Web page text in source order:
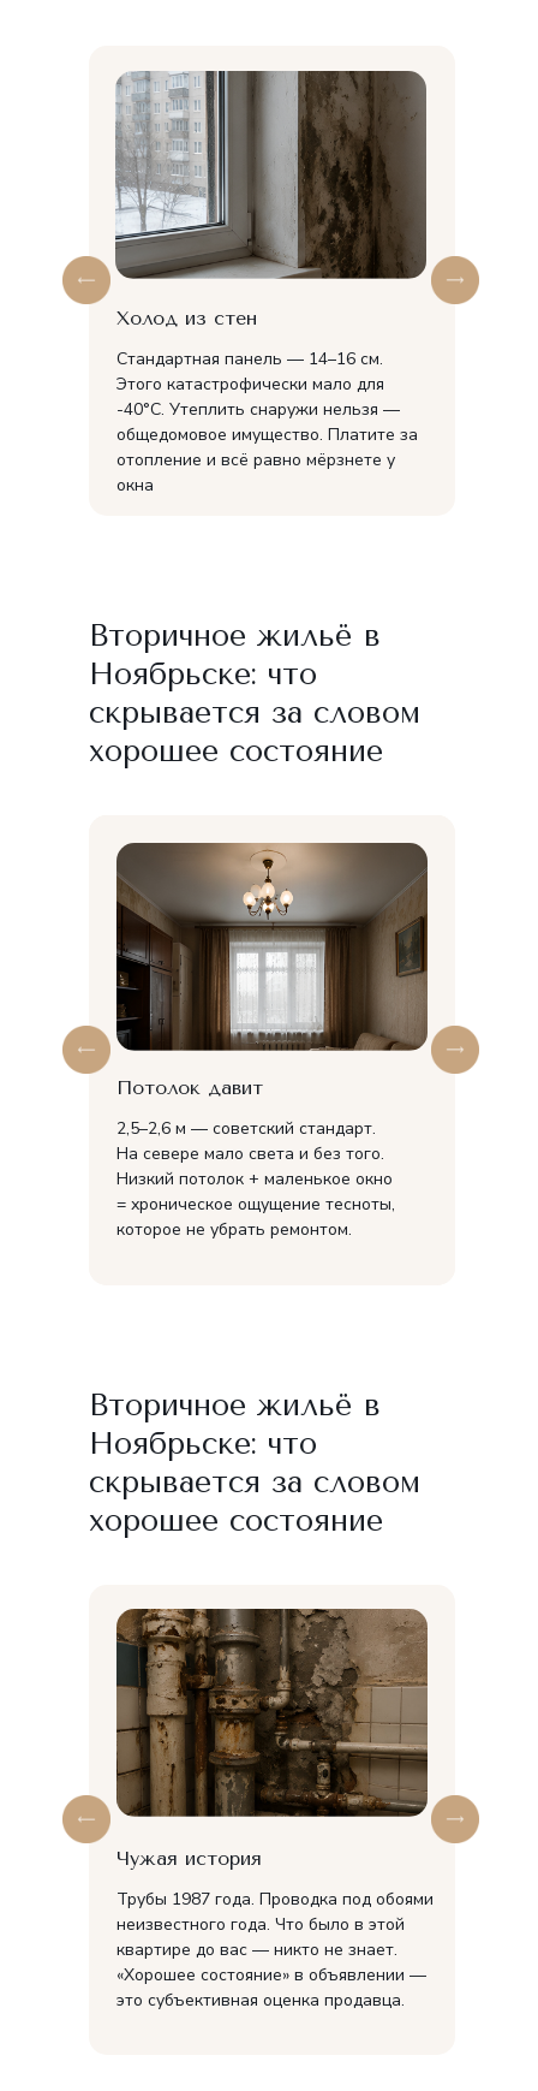
Холод из стен
Стандартная панель — 14–16 см.
Этого катастрофически мало для
-40°C. Утеплить снаружи нельзя —
общедомовое имущество. Платите за
отопление и всё равно мёрзнете у
окна
Вторичное жильё в
Ноябрьске: что
скрывается за словом
хорошее состояние
Холод из стен
Стандартная панель — 14–16 см.
Этого катастрофически мало для
-40°C. Утеплить снаружи нельзя —
общедомовое имущество. Платите за
отопление и всё равно мёрзнете у
Потолок давит
2,5–2,6 м — советский стандарт.
На севере мало света и без того.
Низкий потолок + маленькое окно
= хроническое ощущение тесноты,
которое не убрать ремонтом.
Вторичное жильё в
Ноябрьске: что
скрывается за словом
хорошее состояние
Чужая история
Трубы 1987 года. Проводка под обоями
неизвестного года. Что было в этой
квартире до вас — никто не знает.
«Хорошее состояние» в объявлении —
это субъективная оценка продавца.